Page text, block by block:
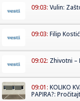
09:03: Vulin:
09:03: Filip
09:02: Zhivotni –
09:01: KOLIKO
PAPIRA?: